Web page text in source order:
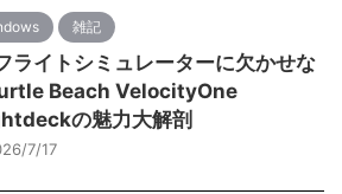
雑記
ライトシミュレーターに欠かせな
Beach VelocityOne
の魅力大解剖
7/17